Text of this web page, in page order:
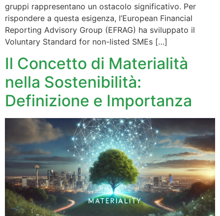
gruppi rappresentano un ostacolo significativo. Per
rispondere a questa esigenza, l’European Financial
Reporting Advisory Group (EFRAG) ha sviluppato il
Voluntary Standard for non-listed SMEs […]
Il Concetto di Materialità
nella Sostenibilità:
Definizione e Importanza